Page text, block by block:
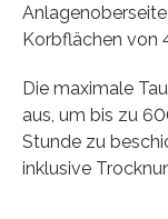
Korbflächen von
Die maximale
aus, um bis zu
Stunde zu
inklusive